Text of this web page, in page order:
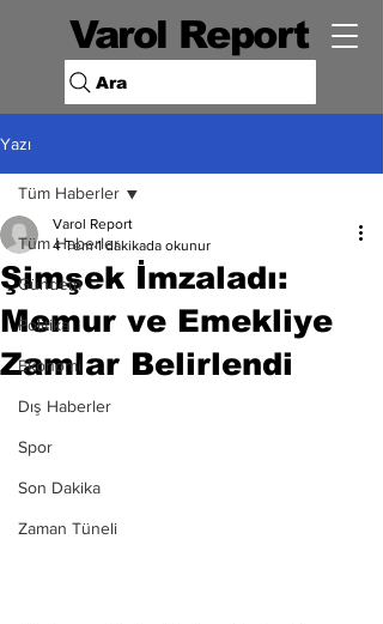
Varol Report
Ara
Yazı
Tüm Haberler
Gündem
Politika
Ekonomi
Dış Haberler
Spor
Son Dakika
Zaman Tüneli
Tüm Haberler
Şimşek İmzaladı:
Memur ve Emekliye
Zamlar Belirlendi
Varol Report
4 Tem 1 dakikada okunur